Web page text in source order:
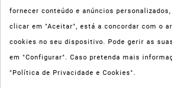
Esta parafarmácia (Farmaoli) encontra-se
(registo nº 00078/2020) para a dispensa
Sujeitos a Receita Médica (MNSRM) e
ao domicílio e através da internet. Os
fornecer conteúdo e anúncios
clicar em "Aceitar", está a concordar com o
cookies no seu dispositivo. Pode gerir as
em "Configurar". Caso pretenda mais
"Política de Privacidade e Cookies".